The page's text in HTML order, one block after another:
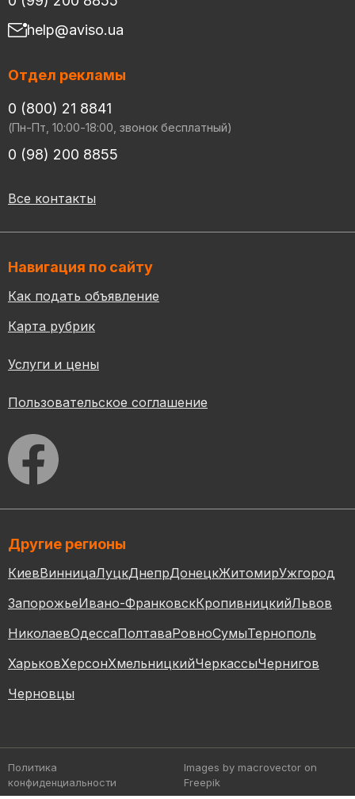
help@aviso.ua
Отдел рекламы
0 (800) 21 8841
(Пн-Пт, 10:00-18:00, звонок бесплатный)
0 (98) 200 8855
Все контакты
Навигация по сайту
Как подать объявление
Карта рубрик
Услуги и цены
Пользовательское соглашение
Другие регионы
КиевВинницаЛуцкДнепрДонецкЖитомирУжгород
ЗапорожьеИвано-ФранковскКропивницкийЛьвов
НиколаевОдессаПолтаваРовноСумыТернополь
ХарьковХерсонХмельницкийЧеркассыЧернигов
Черновцы
Политика
конфиденциальности
Images by macrovectoron
Freepik